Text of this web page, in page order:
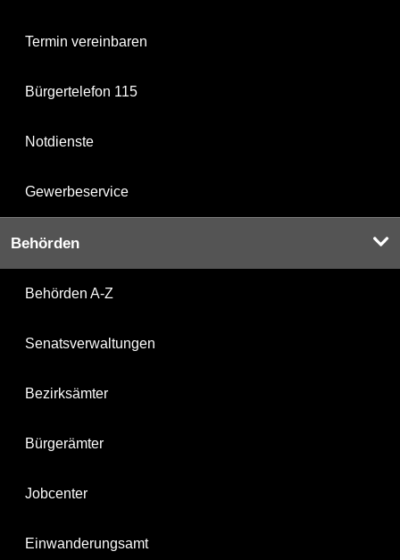
Termin vereinbaren
Bürgertelefon 115
Notdienste
Gewerbeservice
Behörden
Behörden A-Z
Senatsverwaltungen
Bezirksämter
Bürgerämter
Jobcenter
Einwanderungsamt